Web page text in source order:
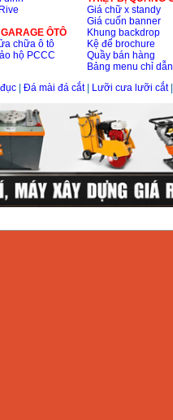
ÔTÔ
chữa ô tô
hộ PCCC
Giá chữ x standy
Giá cuốn banner
Khung backdrop
Kệ để brochure
Quầy bán hàng
Bảng menu chỉ dẫn
Đá mài đá cắt| Lưỡi cưa lưỡi cắt